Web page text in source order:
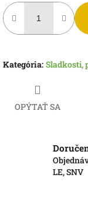
Kategória: Sladkosti,
OPÝTAŤ SA
LE, SNV